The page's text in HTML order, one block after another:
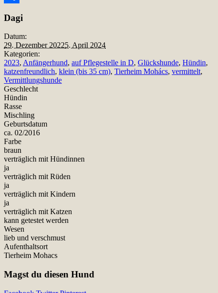
Dagi
Datum:
29. Dezember 20225. April 2024
Kategorien:
2023, Anfängerhund, auf Pflegestelle in D, Glückshunde, Hündin,
katzenfreundlich, klein (bis 35 cm), Tierheim Mohács, vermittelt,
Vermittlungshunde
Geschlecht
Hündin
Rasse
Mischling
Geburtsdatum
ca. 02/2016
Farbe
braun
verträglich mit Hündinnen
ja
verträglich mit Rüden
ja
verträglich mit Kindern
ja
verträglich mit Katzen
kann getestet werden
Wesen
lieb und verschmust
Aufenthaltsort
Tierheim Mohacs
Magst du diesen Hund